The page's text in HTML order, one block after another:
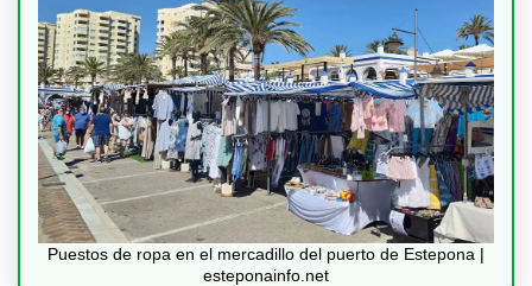
Puestos de ropa en el mercadillo del puerto de Estepona |
esteponainfo.net